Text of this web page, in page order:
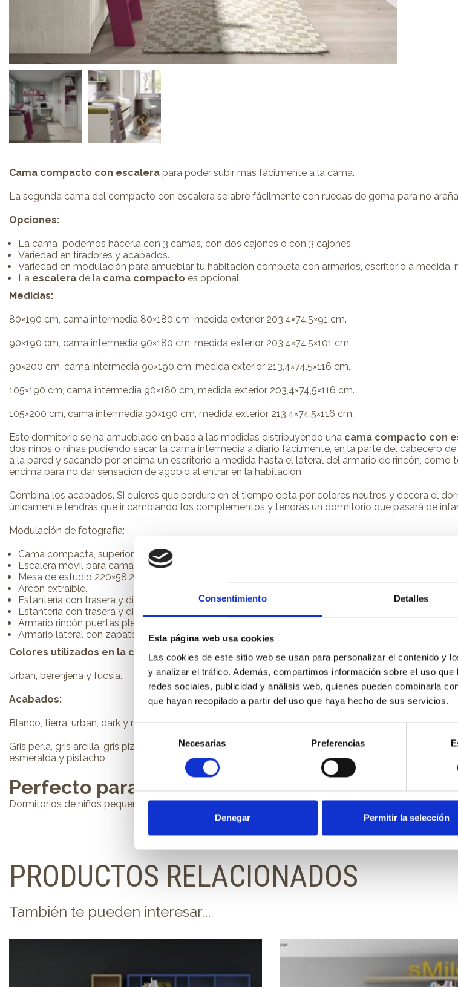
Consentimiento Detalles
Esta página web usa cookies
Las cookies de este sitio web se usan para personalizar el contenido y
y analizar el tráfico. Además, compartimos información sobre el uso
redes sociales, publicidad y análisis web, quienes pueden combinarla
que hayan recopilado a partir del uso que haya hecho de sus servicios.
de
consentimiento
Necesarias Preferencias
Denegar Permitir la selección
Cama compacto con escalera para poder subir más fácilmente a la cama.
La segunda cama del compacto con escalera se abre fácilmente con ruedas de goma para no
Opciones:
La cama podemos hacerla con 3 camas, con dos cajones o con 3 cajones.
Variedad en tiradores y acabados.
Variedad en modulación para amueblar tu habitación completa con armarios, escritorio a
La escalera de la cama compacto es opcional.
Medidas:
80×190 cm, cama intermedia 80×180 cm, medida exterior 203,4×74,5×91 cm.
90×190 cm, cama intermedia 90×180 cm, medida exterior 203,4×74,5×101 cm.
90×200 cm, cama intermedia 90×190 cm, medida exterior 213,4×74,5×116 cm.
105×190 cm, cama intermedia 90×180 cm, medida exterior 203,4×74,5×116 cm.
105×200 cm, cama intermedia 90×190 cm, medida exterior 213,4×74,5×116 cm.
Este dormitorio se ha amueblado en base a las medidas distribuyendo una cama compacto con
dos niños o niñas pudiendo sacar la cama intermedia a diario fácilmente, en la parte del cabecero
a la pared y sacando por encima un escritorio a medida hasta el lateral del armario de rincón,
encima para no dar sensación de agobio al entrar en la habitación
Combina los acabados. Si quieres que perdure en el tiempo opta por colores neutros y decora el
únicamente tendrás que ir cambiando los complementos y tendrás un dormitorio que pasará de
Modulación de fotografía:
Cama compacta, superior para colchón de 90×190 cm e inferior para colchón de 90×180 cm.
Escalera móvil para cama compacta con larguero.
Mesa de estudio 220×58,2 cm.
Arcón extraíble.
Estantería con trasera y divisor 58,8 cm.
Estantería con trasera y divisor 147 cm.
Armario rincón puertas plegables.
Armario lateral con zapatero.
Colores utilizados en la composición:
Urban, berenjena y fucsia.
Acabados:
Blanco, tierra, urban, dark y maple.
Gris perla, gris arcilla, gris pizarra, marrón, amarillo, calabaza, rosa, coral, fucsia, rojo, berenjena,
esmeralda y pistacho.
Perfecto para:
Dormitorios de niños pequeños.
PRODUCTOS RELACIONADOS
También te pueden interesar...